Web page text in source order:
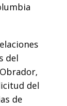
del
del
de